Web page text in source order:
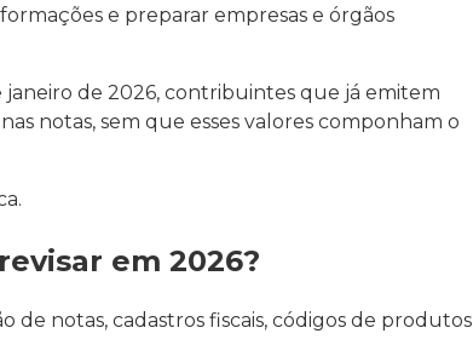
e preparar empresas e órgãos
de 2026, contribuintes que já emitem
notas, sem que esses valores componham o
em 2026?
de notas, cadastros fiscais, códigos de produtos